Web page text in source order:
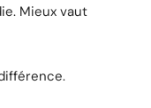
Mieux vaut